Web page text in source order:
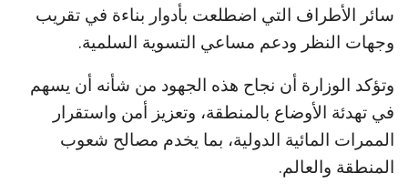
سائر الأطراف التي اضطلعت بأدوار بناءة في تقريب
وجهات النظر ودعم مساعي التسوية السلمية.
وتؤكد الوزارة أن نجاح هذه الجهود من شأنه أن يسهم
في تهدئة الأوضاع بالمنطقة، وتعزيز أمن واستقرار
الممرات المائية الدولية، بما يخدم مصالح شعوب
المنطقة والعالم.